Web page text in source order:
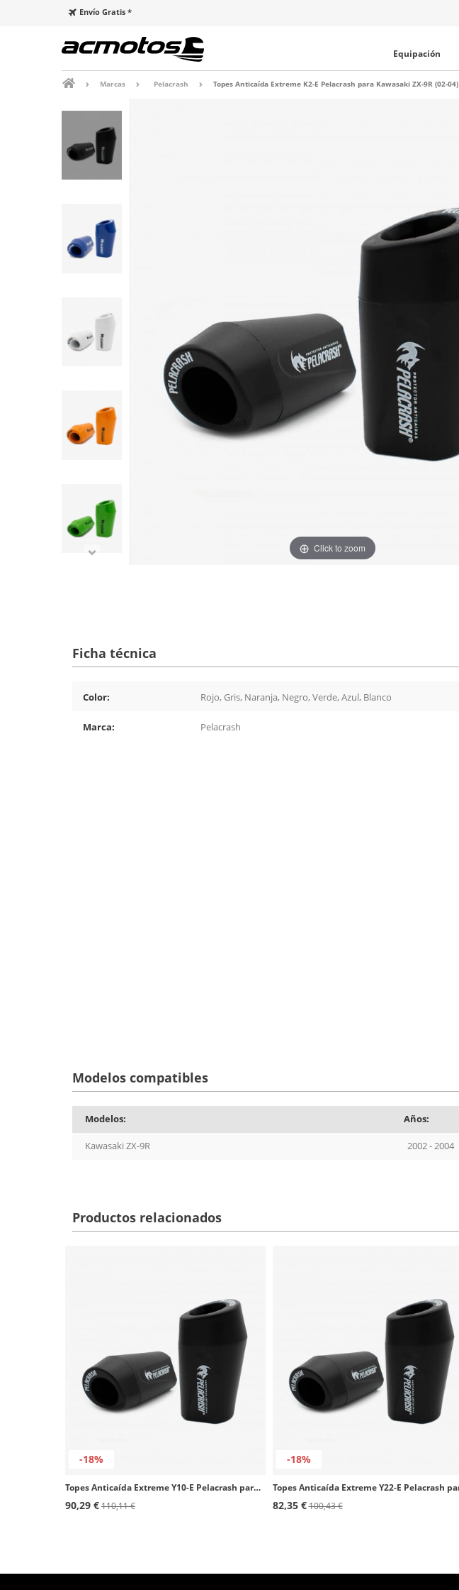
Envío Gratis *
Equipación
Marcas Pelacrash Topes Anticaída Extreme K2-E Pelacrash para Kawasaki ZX-9R (02-04)
Click to zoom
Ficha técnica
Color: Rojo, Gris, Naranja, Negro, Verde, Azul, Blanco
Marca: Pelacrash
Modelos compatibles
Modelos: Años:
Kawasaki ZX-9R 2002 - 2004
Productos relacionados
-18%
Topes Anticaída Extreme Y10-E Pelacrash para Yamaha R6 (03-05)
90,29 €110,11 €
-18%
82,35 €100,43 €